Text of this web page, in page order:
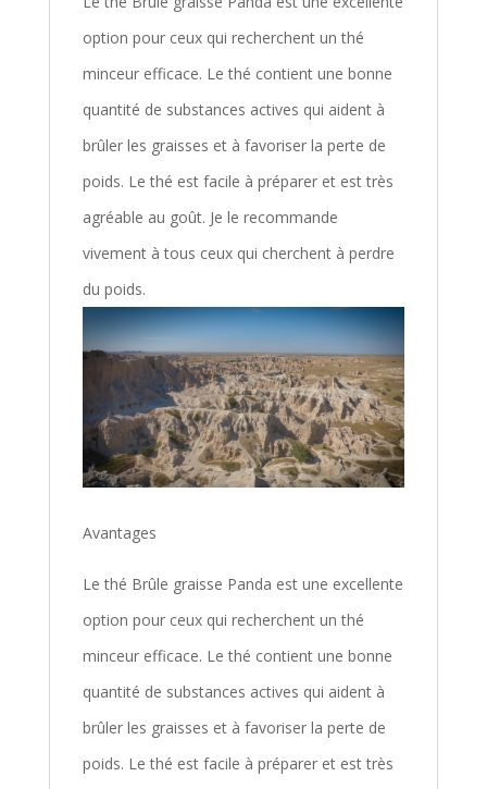
option pour ceux qui recherchent un thé
minceur efficace. Le thé contient une bonne
quantité de substances actives qui aident à
brûler les graisses et à favoriser la perte de
poids. Le thé est facile à préparer et est très
agréable au goût. Je le recommande
vivement à tous ceux qui cherchent à perdre
du poids.
Avantages
Le thé Brûle graisse Panda est une excellente
option pour ceux qui recherchent un thé
minceur efficace. Le thé contient une bonne
quantité de substances actives qui aident à
brûler les graisses et à favoriser la perte de
poids. Le thé est facile à préparer et est très